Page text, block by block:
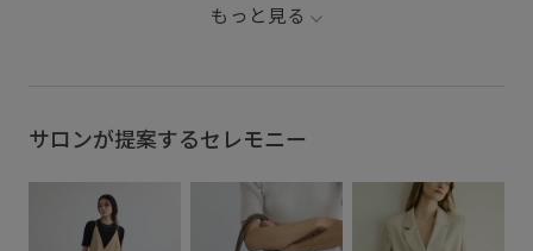
もっと見る
サロンが提案するセレモニー